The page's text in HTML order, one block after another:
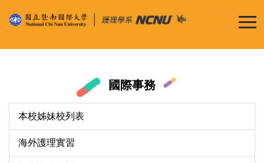
到
要
國際事務
本校姊妹校列表
海外護理實習